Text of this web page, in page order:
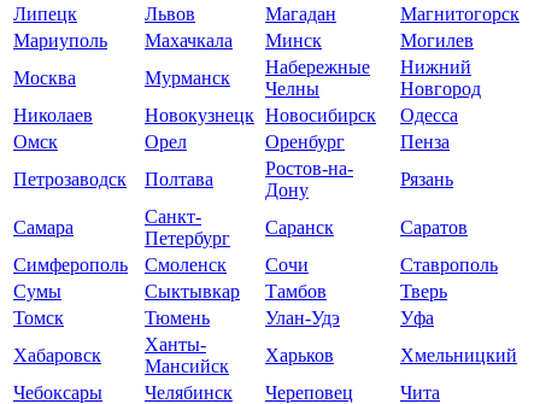
Липецк Львов Магадан
Магнитогорск
Мариуполь
Махачкала Минск
Могилев
Москва
Мурманск
Набережные
Челны
Нижний
Новгород
Николаев
Новокузнецк Новосибирск
Одесса
Омск
Орел Оренбург
Пенза
Петрозаводск
Полтава
Ростов-на-
Дону
Рязань
Самара
Санкт-
Петербург
Саранск
Саратов
Симферополь
Смоленск Сочи
Ставрополь
Сумы
Сыктывкар Тамбов
Тверь
Томск
Тюмень Улан-Удэ
Уфа
Хабаровск
Ханты-
Мансийск
Харьков
Хмельницкий
Чебоксары
Челябинск Череповец
Чита